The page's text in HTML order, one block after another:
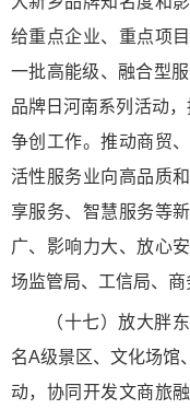
给重点企业、重点项
一批高能级、融合型
品牌日河南系列活动
争创工作。推动商贸
活性服务业向高品质
享服务、智慧服务等
广、影响力大、放心
场监管局、工信局、商
（十七）放大胖
名A级景区、文化场馆
动，协同开发文商旅